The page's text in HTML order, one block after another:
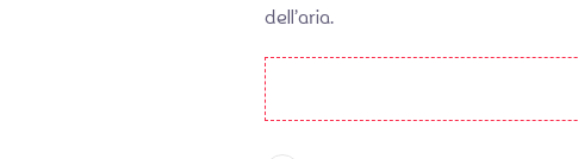
dell’aria.